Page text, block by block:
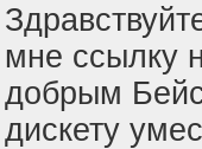
мне ссылку
добрым
дискету